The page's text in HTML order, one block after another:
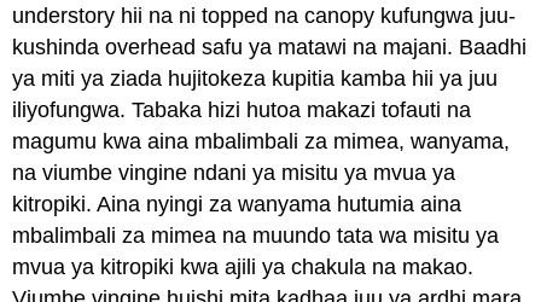
understory hii na ni topped na canopy kufungwa juu-
kushinda overhead safu ya matawi na majani. Baadhi
ya miti ya ziada hujitokeza kupitia kamba hii ya juu
iliyofungwa. Tabaka hizi hutoa makazi tofauti na
magumu kwa aina mbalimbali za mimea, wanyama,
na viumbe vingine ndani ya misitu ya mvua ya
kitropiki. Aina nyingi za wanyama hutumia aina
mbalimbali za mimea na muundo tata wa misitu ya
mvua ya kitropiki kwa ajili ya chakula na makao.